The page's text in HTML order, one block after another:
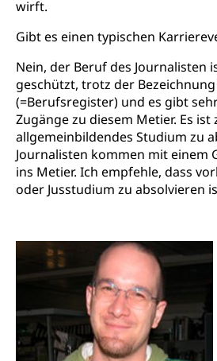
wirft.
Gibt es einen typischen
Nein, der Beruf des Journalisten
geschützt, trotz der Bezeichnung
(=Berufsregister) und es gibt
Zugänge zu diesem Metier. Es
allgemeinbildendes Studium zu
Journalisten kommen mit einem
ins Metier. Ich empfehle, dass
oder Jusstudium zu absolvieren